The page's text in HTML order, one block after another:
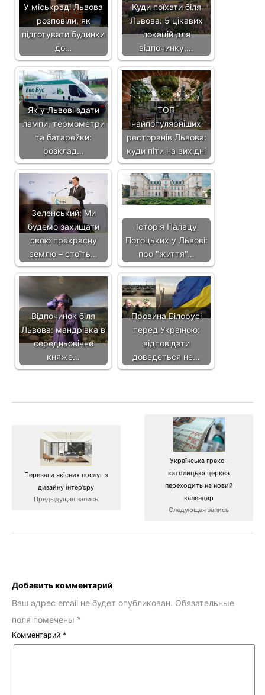
У міськраді Львова
розповіли, як
підготувати будинки
до…
Куди поїхати біля
Львова: 5 цікавих
локацій для
відпочинку,…
Як у Львові здати
лампи, термометри
та батарейки:
розклад…
ТОП
найпопулярніших
ресторанів Львова:
куди піти на вихідні
Зеленський: Ми
будемо захищати
свою прекрасну
землю – стоїть…
Історія Палацу
Потоцьких у Львові:
про "життя"…
Відпочинок біля
Львова: мандрівка в
середньовічне
княже…
Провина Білорусі
перед Україною:
відповідати
доведеться не…
Переваги якісних послуг з
дизайну інтер’єру
Предыдущая запись
Українська греко-
католицька церква
переходить на новий
календар
Следующая запись
Добавить комментарий
Ваш адрес email не будет опубликован. Обязательные
поля помечены *
Комментарий *